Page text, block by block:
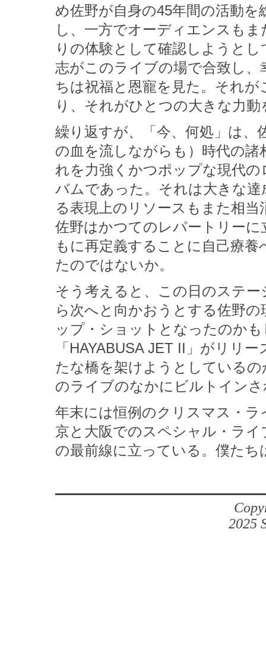
め佐野が自身の45年間の活動
し、一方でオーディエンスも
りの体験として確認しようと
志がこのライブの場で合致し
ちは祝福と恩寵を見た。それ
り、それがひとつの大きな力
繰り返すが、「今、何処」は、
の血を流しながらも）時代の
れを力強くかつポップな現代
バムであった。それは大きな
る表現上のリソースもまた相
佐野はかつてのレパートリー
もに再定義することに自己療
たのではないか。
そう考えると、この日のステ
ら次へと向かおうとする佐野
ップ・ショットとなったのか
「HAYABUSA JET II」がリリ
たな橋を架けようとしている
のライブのなかにビルトイン
年末には恒例のクリスマス・
京と大阪でのスペシャル・ラ
の最前線に立っている。僕た
2025